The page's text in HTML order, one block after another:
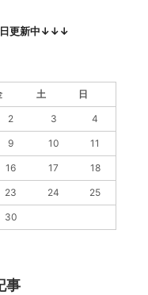
日更新中↓↓↓
土 日
2 3 4
9 10 11
16 17 18
23 24 25
30
事